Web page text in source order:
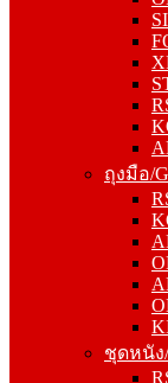
ถุงมือ/
ชุดหนัง
ถุงมือ/
ชุดหนัง